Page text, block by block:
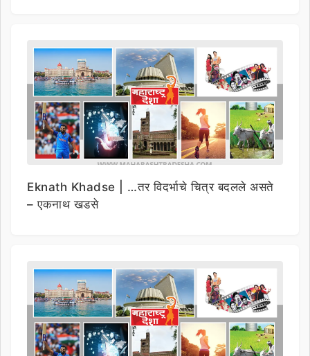
Eknath Khadse | …तर विदर्भाचे चित्र बदलले असते
– एकनाथ खडसे